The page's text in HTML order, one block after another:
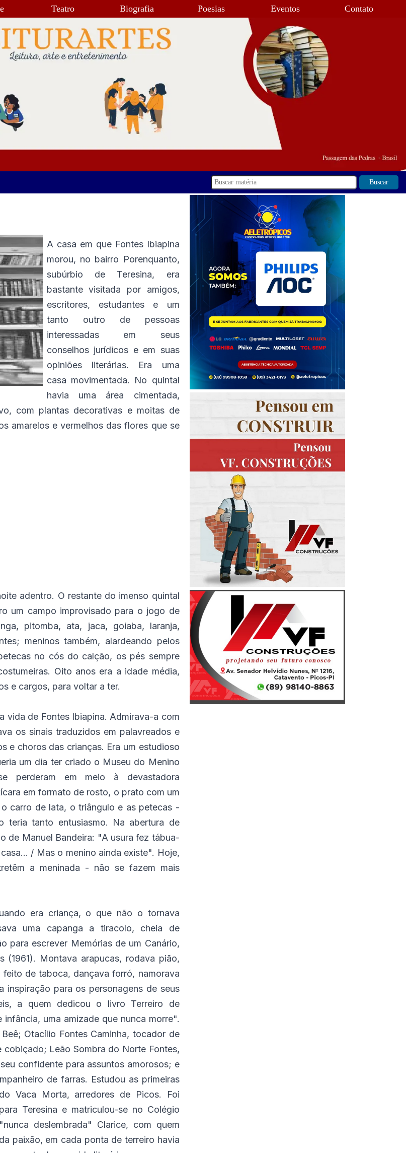
Teatro Biografia Poesias Eventos Contato
Buscar
A casa em que Fontes Ibiapina
morou, no bairro Porenquanto,
subúrbio de Teresina, era
bastante visitada por amigos,
escritores, estudantes e um
tanto outro de pessoas
interessadas em seus
conselhos jurídicos e em suas
opiniões literárias. Era uma
casa movimentada. No quintal
havia uma área cimentada,
com plantas decorativas e moitas de
amarelos e vermelhos das flores que se
adentro. O restante do imenso quintal
um campo improvisado para o jogo de
pitomba, ata, jaca, goiaba, laranja,
meninos também, alardeando pelos
no cós do calção, os pés sempre
Oito anos era a idade média,
e cargos, para voltar a ter.
vida de Fontes Ibiapina. Admirava-a com
os sinais traduzidos em palavreados e
e choros das crianças. Era um estudioso
um dia ter criado o Museu do Menino
perderam em meio à devastadora
em formato de rosto, o prato com um
carro de lata, o triângulo e as petecas -
teria tanto entusiasmo. Na abertura de
de Manuel Bandeira: "A usura fez tábua-
/ Mas o menino ainda existe". Hoje,
a meninada - não se fazem mais
era criança, o que não o tornava
uma capanga a tiracolo, cheia de
para escrever Memórias de um Canário,
Montava arapucas, rodava pião,
de taboca, dançava forró, namorava
inspiração para os personagens de seus
a quem dedicou o livro Terreiro de
uma amizade que nunca morre".
Otacílio Fontes Caminha, tocador de
Leão Sombra do Norte Fontes,
confidente para assuntos amorosos; e
de farras. Estudou as primeiras
Vaca Morta, arredores de Picos. Foi
Teresina e matriculou-se no Colégio
deslembrada" Clarice, com quem
paixão, em cada ponta de terreiro havia